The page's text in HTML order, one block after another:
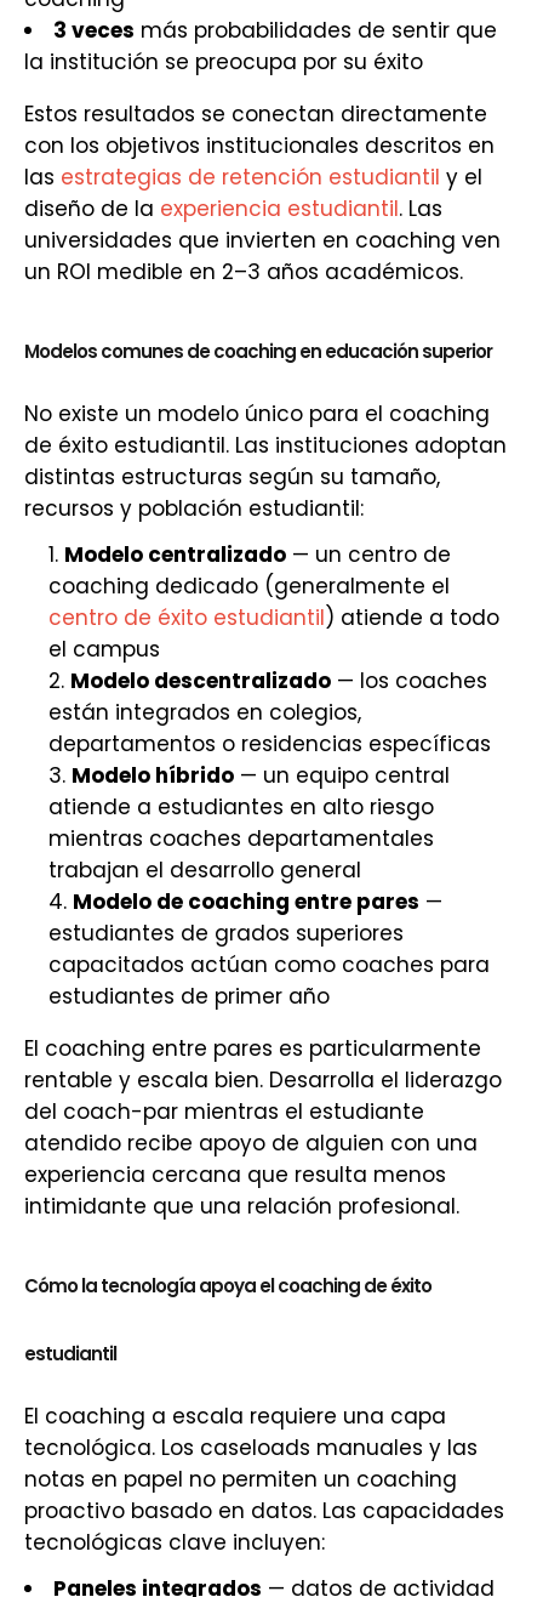
3 veces más probabilidades de sentir que
la institución se preocupa por su éxito
Estos resultados se conectan directamente
con los objetivos institucionales descritos en
las estrategias de retención estudiantil y el
diseño de la experiencia estudiantil. Las
universidades que invierten en coaching ven
un ROI medible en 2–3 años académicos.
Modelos comunes de coaching en educación superior
No existe un modelo único para el coaching
de éxito estudiantil. Las instituciones adoptan
distintas estructuras según su tamaño,
recursos y población estudiantil:
Modelo centralizado — un centro de
coaching dedicado (generalmente el
centro de éxito estudiantil) atiende a todo
el campus
Modelo descentralizado — los coaches
están integrados en colegios,
departamentos o residencias específicas
Modelo híbrido — un equipo central
atiende a estudiantes en alto riesgo
mientras coaches departamentales
trabajan el desarrollo general
Modelo de coaching entre pares —
estudiantes de grados superiores
capacitados actúan como coaches para
estudiantes de primer año
El coaching entre pares es particularmente
rentable y escala bien. Desarrolla el liderazgo
del coach-par mientras el estudiante
atendido recibe apoyo de alguien con una
experiencia cercana que resulta menos
intimidante que una relación profesional.
Cómo la tecnología apoya el coaching de éxito
estudiantil
El coaching a escala requiere una capa
tecnológica. Los caseloads manuales y las
notas en papel no permiten un coaching
proactivo basado en datos. Las capacidades
tecnológicas clave incluyen:
Paneles integrados — datos de actividad